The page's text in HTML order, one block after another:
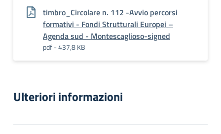
timbro_Circolare n. 112 -Avvio percorsi
formativi - Fondi Strutturali Europei –
Agenda sud - Montescaglioso-signed
pdf - 437,8 KB
Ulteriori informazioni